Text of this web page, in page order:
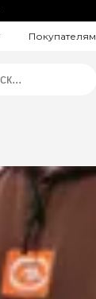
Покупателям